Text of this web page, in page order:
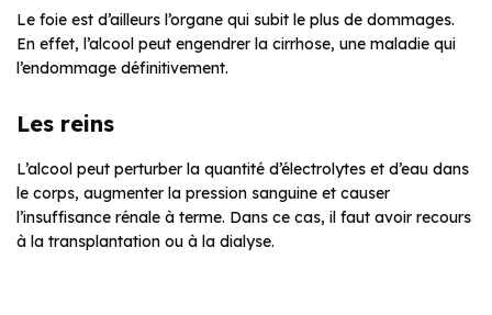
Le foie est d’ailleurs l’organe qui subit le plus de dommages.
En effet, l’alcool peut engendrer la cirrhose, une maladie qui
l’endommage définitivement.
Les reins
L’alcool peut perturber la quantité d’électrolytes et d’eau dans
le corps, augmenter la pression sanguine et causer
l’insuffisance rénale à terme. Dans ce cas, il faut avoir recours
à la transplantation ou à la dialyse.